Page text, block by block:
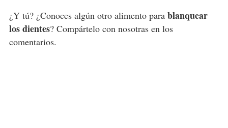
¿Y tú? ¿Conoces algún otro alimento para blanquear
los dientes? Compártelo con nosotras en los
comentarios.